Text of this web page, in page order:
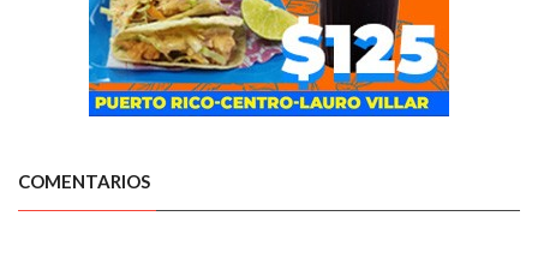
COMENTARIOS